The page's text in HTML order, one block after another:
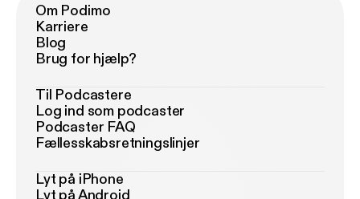
Om Podimo
Karriere
Blog
Brug for hjælp?
Til Podcastere
Log ind som podcaster
Podcaster FAQ
Fællesskabsretningslinjer
Lyt på iPhone
Lyt på Android